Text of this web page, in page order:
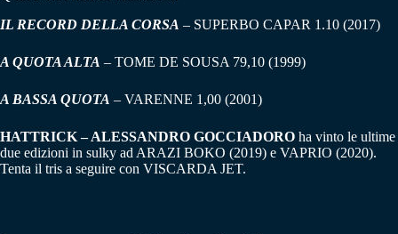
IL RECORD DELLA CORSA – SUPERBO CAPAR 1.10 (2017)
A QUOTA ALTA – TOME DE SOUSA 79,10 (1999)
A BASSA QUOTA – VARENNE 1,00 (2001)
HATTRICK – ALESSANDRO GOCCIADORO ha vinto le ultime
due edizioni in sulky ad ARAZI BOKO (2019) e VAPRIO (2020).
Tenta il tris a seguire con VISCARDA JET.